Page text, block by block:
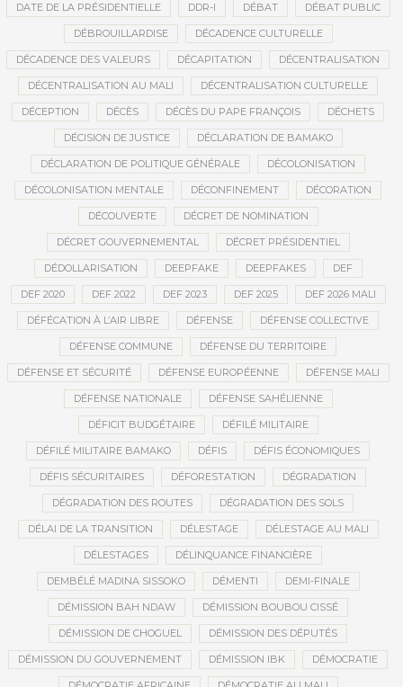
DATE DE LA PRÉSIDENTIELLE DDR-I DÉBAT DÉBAT PUBLIC
DÉBROUILLARDISE DÉCADENCE CULTURELLE
DÉCADENCE DES VALEURS DÉCAPITATION DÉCENTRALISATION
DÉCENTRALISATION AU MALI DÉCENTRALISATION CULTURELLE
DÉCEPTION DÉCÈS DÉCÈS DU PAPE FRANÇOIS DÉCHETS
DÉCISION DE JUSTICE DÉCLARATION DE BAMAKO
DÉCLARATION DE POLITIQUE GÉNÉRALE DÉCOLONISATION
DÉCOLONISATION MENTALE DÉCONFINEMENT DÉCORATION
DÉCOUVERTE DÉCRET DE NOMINATION
DÉCRET GOUVERNEMENTAL DÉCRET PRÉSIDENTIEL
DÉDOLLARISATION DEEPFAKE DEEPFAKES DEF
DEF 2020 DEF 2022 DEF 2023 DEF 2025 DEF 2026 MALI
DÉFÉCATION À L’AIR LIBRE DÉFENSE DÉFENSE COLLECTIVE
DÉFENSE COMMUNE DÉFENSE DU TERRITOIRE
DÉFENSE ET SÉCURITÉ DÉFENSE EUROPÉENNE DÉFENSE MALI
DÉFENSE NATIONALE DÉFENSE SAHÉLIENNE
DÉFICIT BUDGÉTAIRE DÉFILÉ MILITAIRE
DÉFILÉ MILITAIRE BAMAKO DÉFIS DÉFIS ÉCONOMIQUES
DÉFIS SÉCURITAIRES DÉFORESTATION DÉGRADATION
DÉGRADATION DES ROUTES DÉGRADATION DES SOLS
DÉLAI DE LA TRANSITION DÉLESTAGE DÉLESTAGE AU MALI
DÉLESTAGES DÉLINQUANCE FINANCIÈRE
DEMBÉLÉ MADINA SISSOKO DÉMENTI DEMI-FINALE
DÉMISSION BAH NDAW DÉMISSION BOUBOU CISSÉ
DÉMISSION DE CHOGUEL DÉMISSION DES DÉPUTÉS
DÉMISSION DU GOUVERNEMENT DÉMISSION IBK DÉMOCRATIE